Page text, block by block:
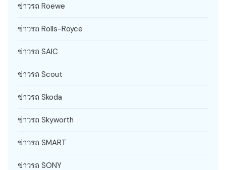
ข่าวรถ Roewe
ข่าวรถ Rolls-Royce
ข่าวรถ SAIC
ข่าวรถ Scout
ข่าวรถ Skoda
ข่าวรถ Skyworth
ข่าวรถ SMART
ข่าวรถ SONY